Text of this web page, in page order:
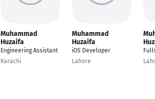
Muhammad
Huzaifa
Engineering Assistant
Karachi
Muhammad
Huzaifa
iOS Developer
Lahore